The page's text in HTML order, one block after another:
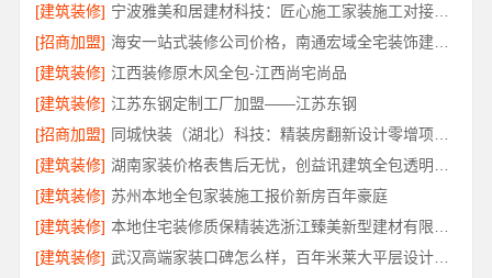
[建筑装修]
宁波雅美和居建材科技：匠心施工家装施工对接渠道
[招商加盟]
海安一站式装修公司价格，南通宏域全宅装饰建材有限公司
[建筑装修] 江西装修原木风全包-江西尚宅尚品
[建筑装修] 江苏东钢定制工厂加盟——江苏东钢
[招商加盟]
同城快装（湖北）科技：精装房翻新设计零增项更安心
[建筑装修]
[建筑装修] 苏州本地全包家装施工报价新房百年豪庭
[建筑装修]
[建筑装修]
武汉高端家装口碑怎么样，百年米莱大平层设计装修实景